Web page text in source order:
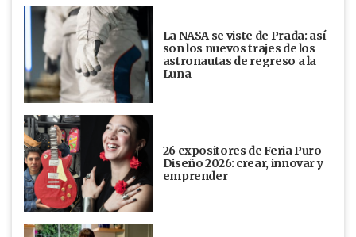
La NASA se viste de Prada: así
son los nuevos trajes de los
astronautas de regreso a la
Luna
26 expositores de Feria Puro
Diseño 2026: crear, innovar y
emprender